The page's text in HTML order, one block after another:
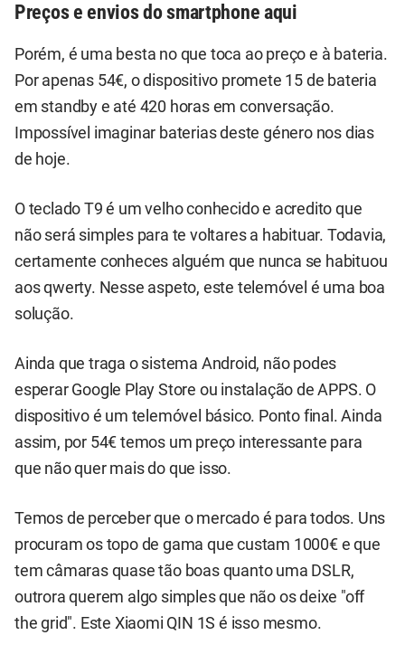
Preços e envios do smartphone aqui
Porém, é uma besta no que toca ao preço e à bateria.
Por apenas 54€, o dispositivo promete 15 de bateria
em standby e até 420 horas em conversação.
Impossível imaginar baterias deste género nos dias
de hoje.
O teclado T9 é um velho conhecido e acredito que
não será simples para te voltares a habituar. Todavia,
certamente conheces alguém que nunca se habituou
aos qwerty. Nesse aspeto, este telemóvel é uma boa
solução.
Ainda que traga o sistema Android, não podes
esperar Google Play Store ou instalação de APPS. O
dispositivo é um telemóvel básico. Ponto final. Ainda
assim, por 54€ temos um preço interessante para
que não quer mais do que isso.
Temos de perceber que o mercado é para todos. Uns
procuram os topo de gama que custam 1000€ e que
tem câmaras quase tão boas quanto uma DSLR,
outrora querem algo simples que não os deixe "off
the grid". Este Xiaomi QIN 1S é isso mesmo.